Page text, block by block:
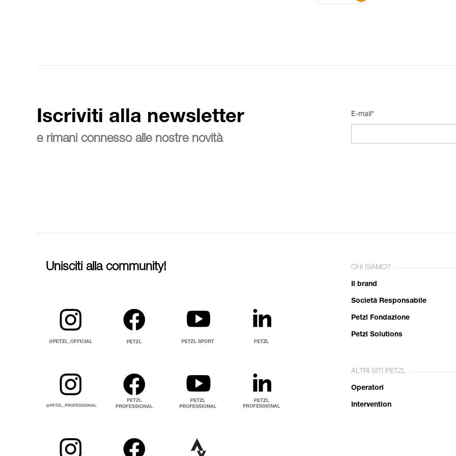
Iscriviti alla newsletter
e rimani connesso alle nostre novità
E-mail*
Unisciti alla community! CHI SIAMO?
Il brand
Società Responsabile
Petzl Fondazione
Petzl Solutions
ALTRI SITI PETZL
Operatori
Intervention